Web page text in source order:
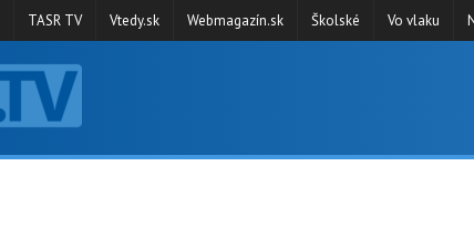
TASR TV Vtedy.sk Webmagazín.sk Školské Vo vlaku